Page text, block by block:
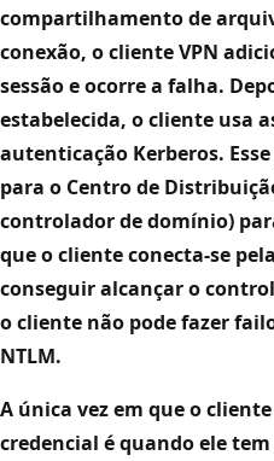
compartilhamento de
conexão, o cliente VPN
sessão e ocorre a falha.
estabelecida, o cliente usa
autenticação Kerberos.
para o Centro de
controlador de domínio)
que o cliente conecta-se
conseguir alcançar o
o cliente não pode fazer
NTLM.
A única vez em que o
credencial é quando ele